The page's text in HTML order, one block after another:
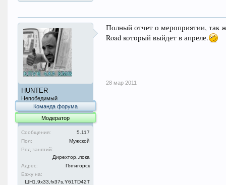
HUNTER
Непобедимый
Команда форума
Модератор
Сообщения:
5.117
Пол:
Мужской
Род занятий:
Дирехтор..пока
Адрес:
Пятигорск
Езжу на:
ШН1.9x33,fx37s,Y61TD42T
Полный отчет о мероприятии, так
Road который выйдет в апреле.
28 мар 2011